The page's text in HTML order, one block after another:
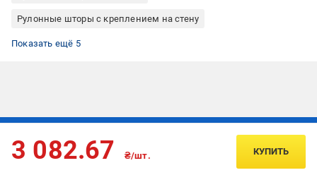
Рулонные шторы с креплением на стену
Рулонные шторы однотонные
Рулонные шторы коричневые
Рулонные шторы Беларусь
Тканевые рулонные шторы
Рулонные шторы на створку окна
Показать ещё 5
3 082.67 ₴/шт. КУПИТЬ
Подписывайтесь, чтобы узнавать первым об акцияx и